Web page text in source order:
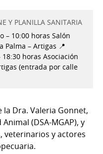
Y PLANILLA SANITARIA
– 10:00 horas Salón
Palma – Artigas 📍
horas Asociación
(entrada por calle
la Dra. Valeria Gonnet,
(DSA-MGAP), y
veterinarios y actores